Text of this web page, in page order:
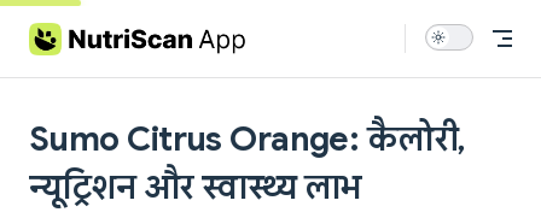
Skip to content
Sumo Citrus Orange: कैलोरी,
न्यूट्रिशन और स्वास्थ्य लाभ